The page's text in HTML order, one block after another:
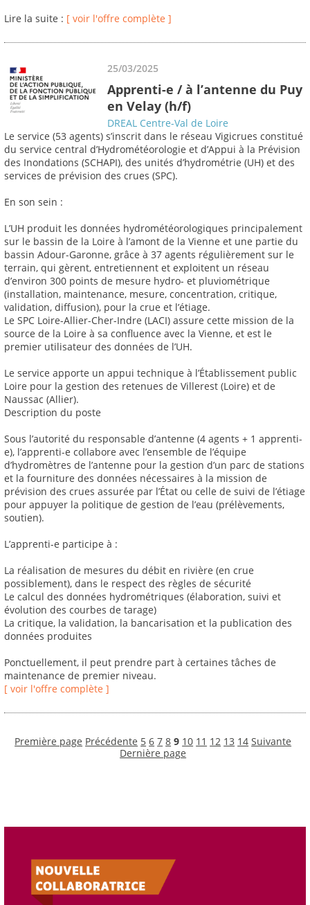
Lire la suite : [ voir l'offre complète ]
25/03/2025
Apprenti-e / à l’antenne du Puy
en Velay (h/f)
DREAL Centre-Val de Loire
Le service (53 agents) s’inscrit dans le réseau Vigicrues constitué
du service central d’Hydrométéorologie et d’Appui à la Prévision
des Inondations (SCHAPI), des unités d’hydrométrie (UH) et des
services de prévision des crues (SPC).
En son sein :
L’UH produit les données hydrométéorologiques principalement
sur le bassin de la Loire à l’amont de la Vienne et une partie du
bassin Adour-Garonne, grâce à 37 agents régulièrement sur le
terrain, qui gèrent, entretiennent et exploitent un réseau
d’environ 300 points de mesure hydro- et pluviométrique
(installation, maintenance, mesure, concentration, critique,
validation, diffusion), pour la crue et l’étiage.
Le SPC Loire-Allier-Cher-Indre (LACI) assure cette mission de la
source de la Loire à sa confluence avec la Vienne, et est le
premier utilisateur des données de l’UH.
Le service apporte un appui technique à l’Établissement public
Loire pour la gestion des retenues de Villerest (Loire) et de
Naussac (Allier).
Description du poste
Sous l’autorité du responsable d’antenne (4 agents + 1 apprenti-
e), l’apprenti-e collabore avec l’ensemble de l’équipe
d’hydromètres de l’antenne pour la gestion d’un parc de stations
et la fourniture des données nécessaires à la mission de
prévision des crues assurée par l’État ou celle de suivi de l’étiage
pour appuyer la politique de gestion de l’eau (prélèvements,
soutien).
L’apprenti-e participe à :
La réalisation de mesures du débit en rivière (en crue
possiblement), dans le respect des règles de sécurité
Le calcul des données hydrométriques (élaboration, suivi et
évolution des courbes de tarage)
La critique, la validation, la bancarisation et la publication des
données produites
Ponctuellement, il peut prendre part à certaines tâches de
maintenance de premier niveau.
[ voir l'offre complète ]
Première page Précédente 5 6 7 8 9 10 11 12 13 14 Suivante
Dernière page